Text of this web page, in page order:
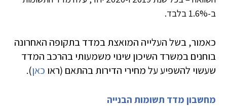
ב-1.6% בלבד.
כאמור, בשל העלייה המואצת במדד בתקופה האחרונה
בוחנים במשרד השיכון שינוי משמעותי בהרכב המדד
שעשוי להשפיע על מחירי הדירות בהתאם (ראו כאן).
מחשבון מדד תשומות הבנייה